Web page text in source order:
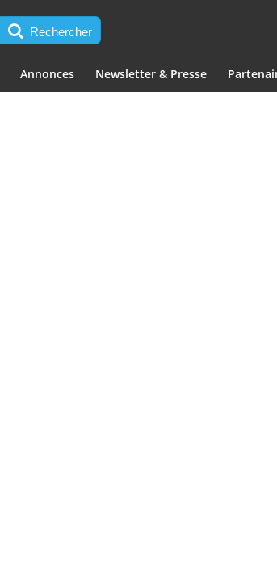
Rechercher
Annonces Newsletter & Presse